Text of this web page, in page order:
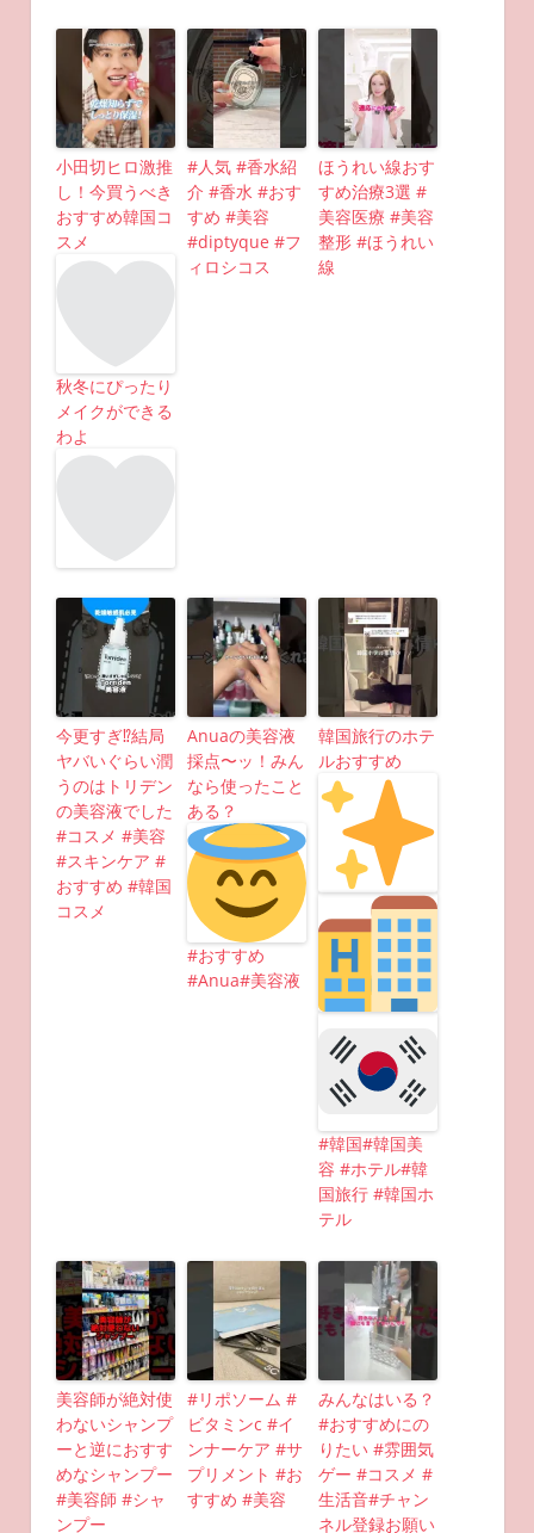
小田切ヒロ激推
し！今買うべき
おすすめ韓国コ
スメ
秋冬にぴったり
メイクができる
わよ
#人気 #香水紹
介 #香水 #おす
すめ #美容
#diptyque #フ
ィロシコス
ほうれい線おす
すめ治療3選 #
美容医療 #美容
整形 #ほうれい
線
今更すぎ⁉︎結局
ヤバいぐらい潤
うのはトリデン
の美容液でした
#コスメ #美容
#スキンケア #
おすすめ #韓国
コスメ
Anuaの美容液
採点〜ッ！みん
なら使ったこと
ある？
#おすすめ
#Anua#美容液
韓国旅行のホテ
ルおすすめ
#韓国#韓国美
容 #ホテル#韓
国旅行 #韓国ホ
テル
美容師が絶対使
わないシャンプ
ーと逆におすす
めなシャンプー
#美容師 #シャ
ンプー
#リポソーム #
ビタミンc #イ
ンナーケア #サ
プリメント #お
すすめ #美容
みんなはいる？
#おすすめにの
りたい #雰囲気
ゲー #コスメ #
生活音#チャン
ネル登録お願い